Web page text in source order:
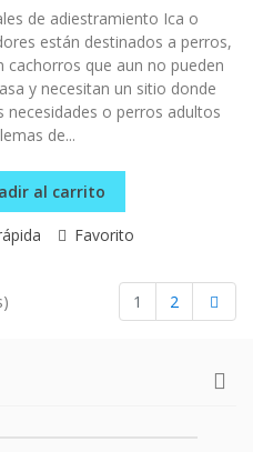
de adiestramiento Ica o
están destinados a perros,
cachorros que aun no pueden
y necesitan un sitio donde
necesidades o perros adultos
de...
al carrito
Favorito
1 2